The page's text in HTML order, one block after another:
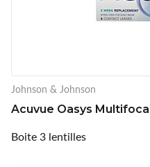
Johnson & Johnson
Acuvue Oasys
Boite 3 lentilles